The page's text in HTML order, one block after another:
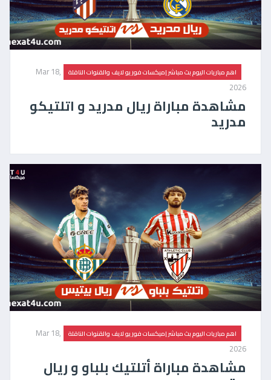
اهم مباريات اليوم بث مباشر |ميكسات فور يو لايف والقنوات الناقلة
Mar 18,
2026
مشاهدة مباراة ريال مدريد و اتلتيكو
مدريد
اهم مباريات اليوم بث مباشر |ميكسات فور يو لايف والقنوات الناقلة
Mar 18,
2026
مشاهدة مباراة أتلتيك بلباو و ريال